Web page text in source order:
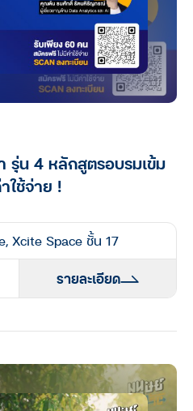
รุ่น 4 หลักสูตรอบรมเข้ม
ใช้จ่าย !
Xcite Space ชั้น 17
รายละเอียด